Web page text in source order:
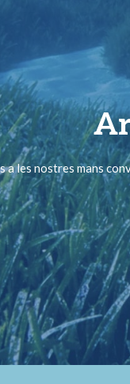
a les nostres mans